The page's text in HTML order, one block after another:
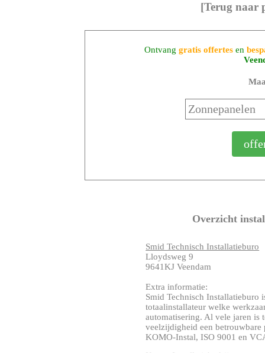
[Terug naar
Ontvang gratis offertesen
Overzicht
Smid Technisch Installatieburo
Lloydsweg 9
9641KJ Veendam
Extra informatie:
Smid Technisch Installatieburo
totaalinstallateur welke
automatisering. Al vele jaren is
veelzijdigheid een
KOMO-Instal, ISO 9001 en